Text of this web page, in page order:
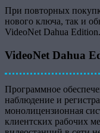
При повторных
нового ключа, так и
VideoNet Dahua Edition.
VideoNet Dahua
Программное
наблюдение и
монолицензионная
клиентских рабочих